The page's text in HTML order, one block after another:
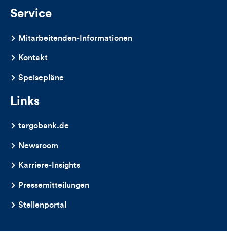
Service
Mitarbeitenden-Informationen
Kontakt
Speisepläne
Links
targobank.de
Newsroom
Karriere-Insights
Pressemitteilungen
Stellenportal